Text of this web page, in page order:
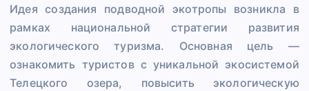
Идея создания подводной экотропы возникла в
рамках национальной стратегии развития
экологического туризма. Основная цель —
ознакомить туристов с уникальной экосистемой
Телецкого озера, повысить экологическую